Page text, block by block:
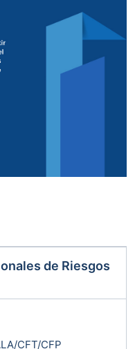
de Riesgos
CFT/CFP